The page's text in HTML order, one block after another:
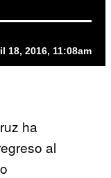
18, 2016, 11:08am
ha
al